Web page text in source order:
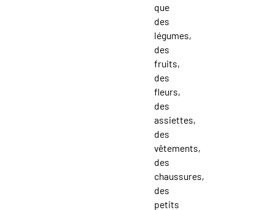
que
des
légumes,
des
fruits,
des
fleurs,
des
assiettes,
des
vêtements,
des
chaussures,
des
petits